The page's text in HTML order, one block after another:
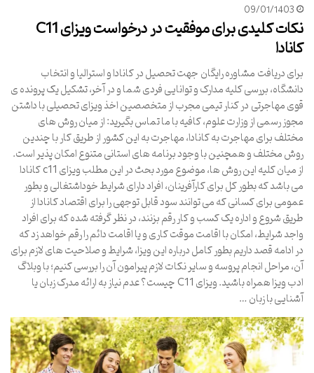
09/01/1403
نکات کلیدی برای موفقیت در درخواست ویزای C11
کانادا
برای دریافت مشاوره رایگان جهت تحصیل در کانادا و استرالیا و انتخاب
دانشگاه، بررسی کلیه مدارک و توانایی فردی شما و در آخر، تشکیل یک پرونده ی
قوی مهاجرتی در کنار تیمی مجرب از متخصصین اخذ ویزای تحصیلی با داشتن
مجوز رسمی از وزارت علوم، کافیه با ما تماس بگیرید: از میان روش های
مختلف برای مهاجرت به کانادا، مهاجرت به این کشور از طریق کار با چندین
روش مختلف و همچنین با وجود برنامه های استانی متنوع امکان پذیر است.
از میان کلیه این روش ها، موضوع مورد بحث در این مطلب ویزای c11 کانادا
می باشد که بطور کل برای کارآفرینان، افراد دارای شرایط خوداشتغالی و بطور
عمومی برای کسانی که می توانند سود قابل توجهی را برای اقتصاد کانادا از
طریق شروع و اداره یک کسب و کار رقم بزنند، در نظر گرفته شده که برای افراد
واجد شرایط، امکان با اقامت موقت کاری و یا اقامت دائم را رقم خواهد زد که
در ادامه قصد داریم بطور کامل درباره این ویزا، شرایط و صلاحیت های لازم برای
آن، مراحل انجام پروسه و سایر نکات لازم پیرامون آن را بررسی کنیم؛ با وبلاگ
ادب ویزا همراه باشید. ویزای C11 چیست؟ عدم نیاز به ارائه مدرک زبان یا
آشنایی با زبان …